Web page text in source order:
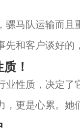
骡马队运输而且
先和客户谈好的
心尽力完成工作
也要保证客户的
！
业性质，决定了
，更是心累。她
自然环境和恶劣